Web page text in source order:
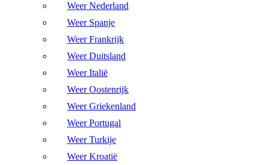
Weer Nederland
Weer Spanje
Weer Frankrijk
Weer Duitsland
Weer Italië
Weer Oostenrijk
Weer Griekenland
Weer Portugal
Weer Turkije
Weer Kroatië